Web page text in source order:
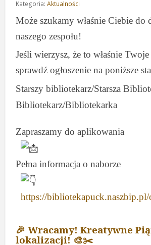
Kategoria: Aktualności
Może szukamy właśnie Ciebie do
naszego zespołu!
Jeśli wierzysz, że to właśnie
sprawdź ogłoszenie na poniższe
Starszy bibliotekarz/Starsza
Bibliotekarz/Bibliotekarka
Zapraszamy do aplikowania
Pełna informacja o naborze
https://
🎉 Wracamy! Kreatywne
lokalizacji! 🎨✂️